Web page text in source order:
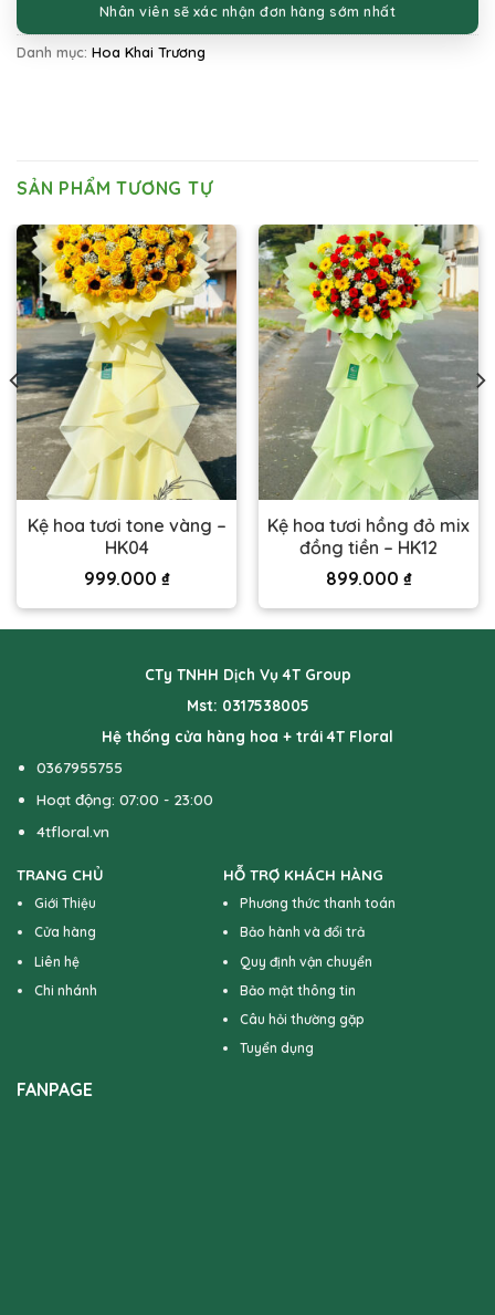
Nhân viên sẽ xác nhận đơn hàng sớm nhất
Danh mục: Hoa Khai Trương
SẢN PHẨM TƯƠNG TỰ
Kệ hoa tươi tone vàng –
HK04
999.000 ₫
Kệ hoa tươi hồng đỏ mix
đồng tiền – HK12
899.000 ₫
CTy TNHH Dịch Vụ 4T Group
Mst: 0317538005
Hệ thống cửa hàng hoa + trái 4T Floral
0367955755
Hoạt động: 07:00 - 23:00
4tfloral.vn
TRANG CHỦ
Giới Thiệu
Cửa hàng
Liên hệ
Chi nhánh
HỖ TRỢ KHÁCH HÀNG
Phương thức thanh toán
Bảo hành và đổi trả
Quy định vận chuyển
Bảo mật thông tin
Câu hỏi thường gặp
Tuyển dụng
FANPAGE